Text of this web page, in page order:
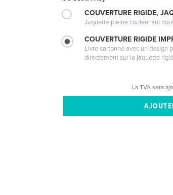
COUVERTURE RIGIDE,
Jaquette pleine couleur sur
COUVERTURE RIGIDE
Livre cartonné avec un design
directement sur la jaquette
La TVA sera